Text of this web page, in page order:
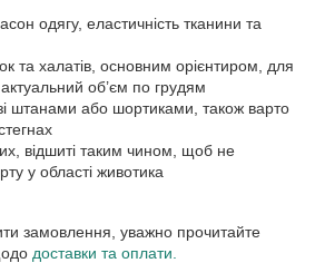
одягу, еластичність тканини та
та халатів, основним орієнтиром, для
об’єм по грудям
штанами або шортиками, також варто
відшиті таким чином, щоб не
у області животика
замовлення, уважно прочитайте
доставки та оплати.